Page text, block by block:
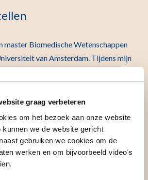
graag verbeteren
om het bezoek aan onze website
kunnen we de website gericht
gebruiken we cookies om de
werken en om bijvoorbeeld video's
master Biomedische Wetenschappen
van Amsterdam. Tijdens mijn
ontwikkeling van kanker en de
om deze te bestuderen. Ik heb mij
onderzoekstages gelopen in de
van het Nederlands Kanker Instituut
in het LUMC. In deze stages